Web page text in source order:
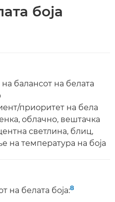
боја
балансот на белата
приоритет на бела
облачно, вештачка
светлина, блиц,
на температура на боја
на белата боја:8